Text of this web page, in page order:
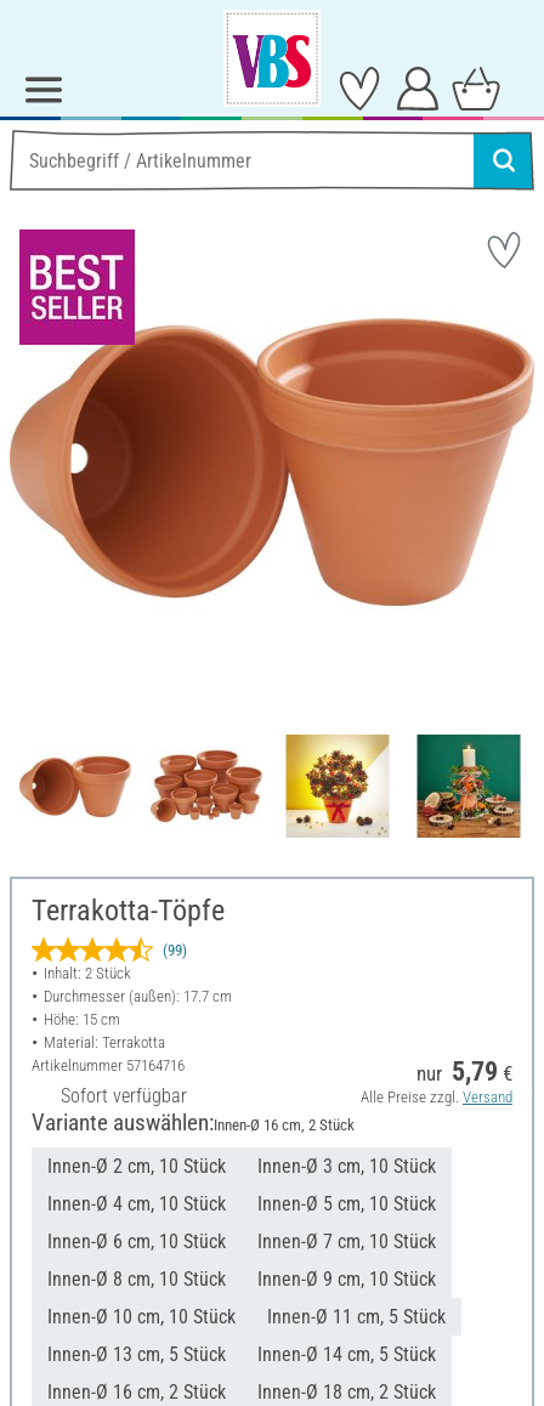
Terrakotta-Töpfe
(99)
Inhalt: 2 Stück
Durchmesser (außen): 17.7 cm
Höhe: 15 cm
Material: Terrakotta
Artikelnummer 57164716
Sofort verfügbar
nur 5,79 €
Alle Preise zzgl. Versand
Variante auswählen:Innen-Ø 16 cm, 2 Stück
Innen-Ø 2 cm, 10 Stück
Innen-Ø 3 cm, 10 Stück
Innen-Ø 4 cm, 10 Stück
Innen-Ø 5 cm, 10 Stück
Innen-Ø 6 cm, 10 Stück
Innen-Ø 7 cm, 10 Stück
Innen-Ø 8 cm, 10 Stück
Innen-Ø 9 cm, 10 Stück
Innen-Ø 10 cm, 10 Stück
Innen-Ø 11 cm, 5 Stück
Innen-Ø 13 cm, 5 Stück
Innen-Ø 14 cm, 5 Stück
Innen-Ø 16 cm, 2 Stück
Innen-Ø 18 cm, 2 Stück